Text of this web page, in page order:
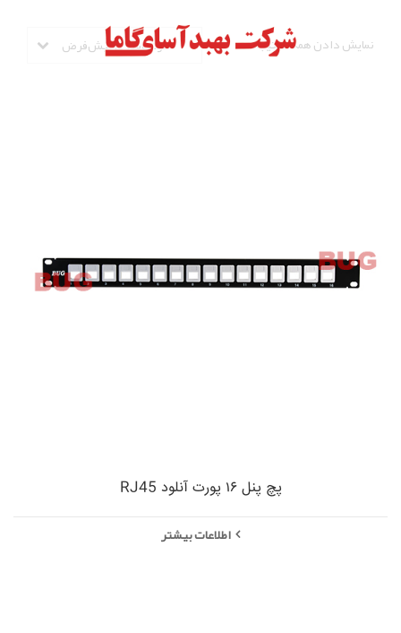
نمایش دادن همه 9 نتیجه مرتب‌سازی پیش‌فرض
پچ پنل ۱۶ پورت آنلود RJ45
اطلاعات بیشتر